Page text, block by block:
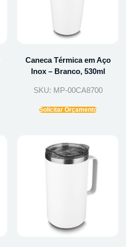
Caneca Térmica em Aço
Inox – Branco, 530ml
SKU: MP-00CA8700
Solicitar Orçamento